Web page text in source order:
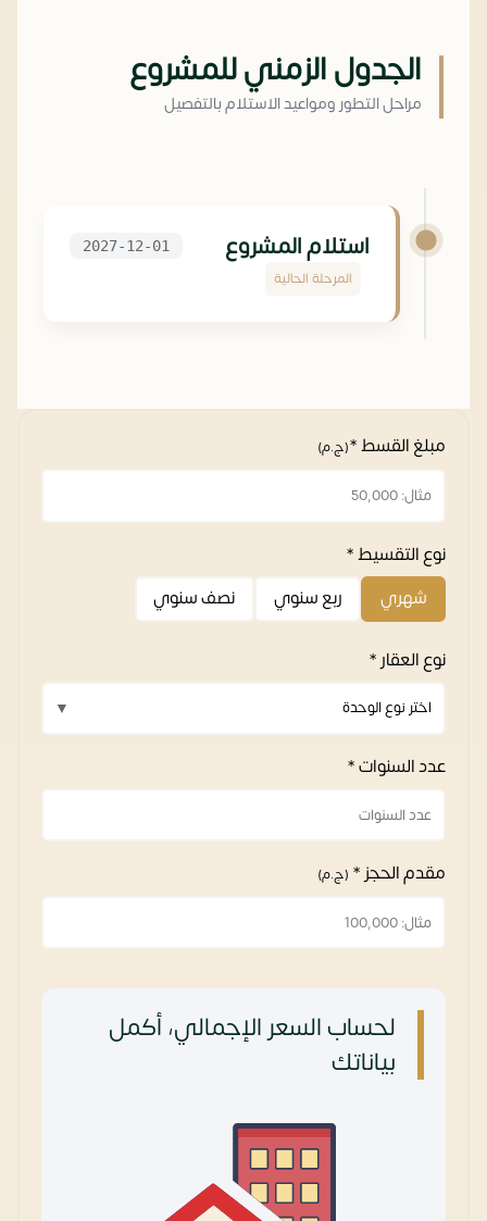
الجدول الزمني للمشروع
مراحل التطور ومواعيد الاستلام بالتفصيل
استلام المشروع
المرحلة الحالية
2027-12-01
مبلغ القسط *(ج.م)
نوع التقسيط *
شهري
ربع سنوي نصف سنوي
نوع العقار *
عدد السنوات *
مقدم الحجز * (ج.م)
لحساب السعر الإجمالي، أكمل
بياناتك